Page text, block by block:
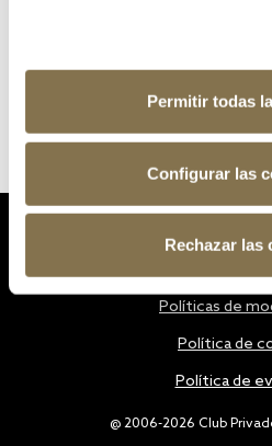
Permitir todas
Configurar las
Rechazar las
@ 2006-2026 Club
Políticas de
Política de
Política de